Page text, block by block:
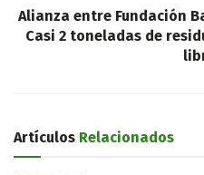
Alianza entre Fundación
Casi 2 toneladas de
Artículos Relacionados